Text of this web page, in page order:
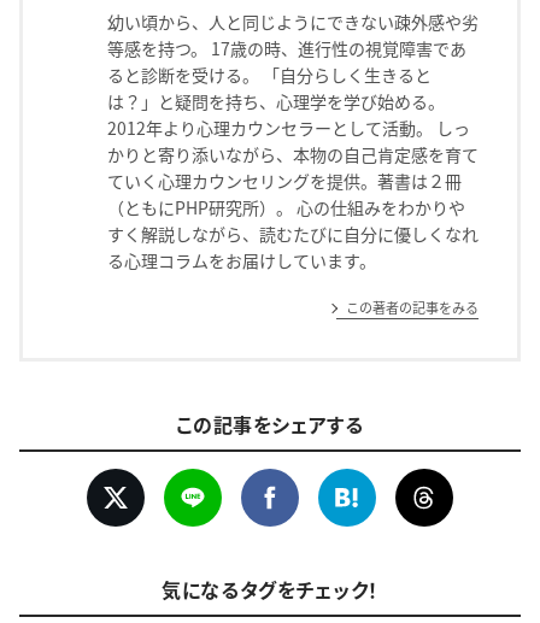
幼い頃から、人と同じようにできない疎外感や劣
等感を持つ。 17歳の時、進行性の視覚障害であ
ると診断を受ける。 「自分らしく生きると
は？」と疑問を持ち、心理学を学び始める。
2012年より心理カウンセラーとして活動。 しっ
かりと寄り添いながら、本物の自己肯定感を育て
ていく心理カウンセリングを提供。著書は２冊
（ともにPHP研究所）。 心の仕組みをわかりや
すく解説しながら、読むたびに自分に優しくなれ
る心理コラムをお届けしています。
この著者の記事をみる
この記事をシェアする
気になるタグをチェック！